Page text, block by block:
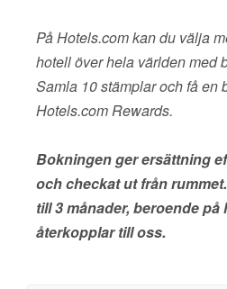
På Hotels.com kan du välja
hotell över hela världen med
Samla 10 stämplar och få en
Hotels.com Rewards.
Bokningen ger ersättning
och checkat ut från
till 3 månader, beroende
återkopplar till oss.